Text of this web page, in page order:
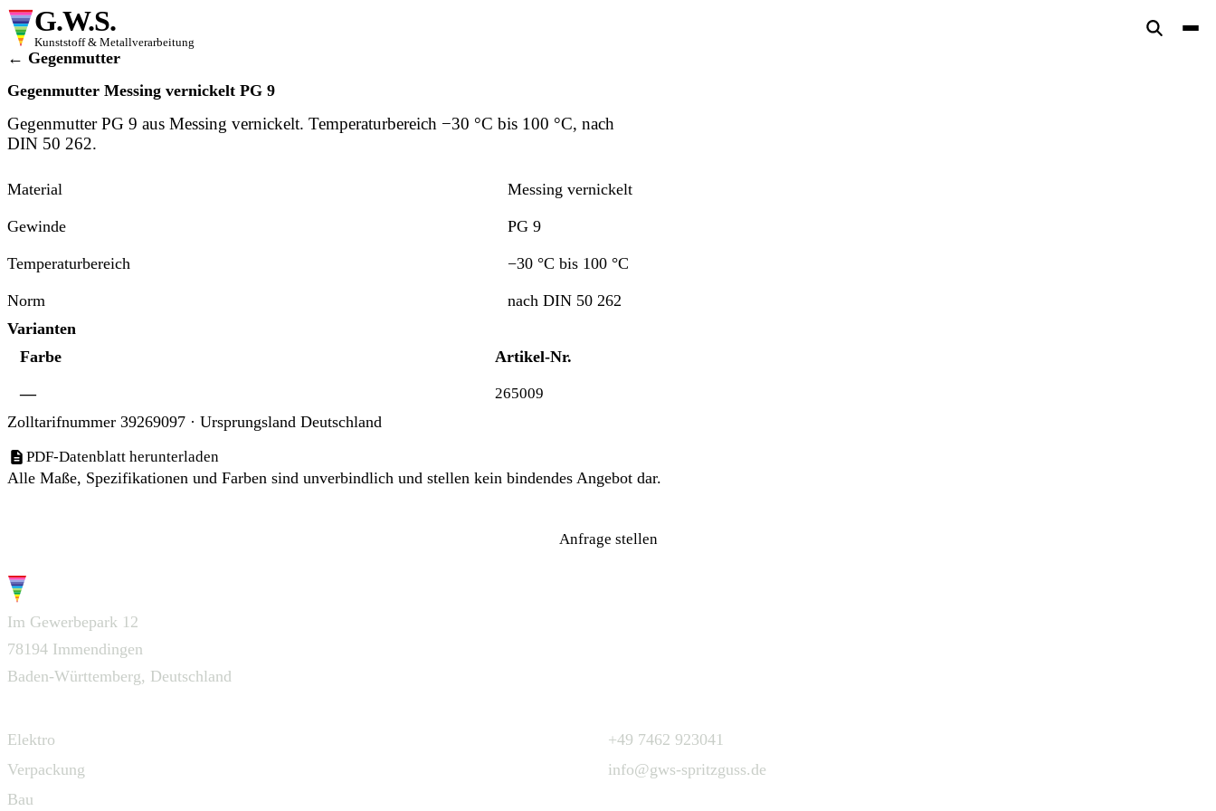
G.W.S.
Kunststoff & Metallverarbeitung
← Gegenmutter
Gegenmutter Messing vernickelt PG 9
Gegenmutter PG 9 aus Messing vernickelt. Temperaturbereich −30 °C bis 100 °C, nach
DIN 50 262.
Material Messing vernickelt
Gewinde PG 9
Temperaturbereich −30 °C bis 100 °C
Norm
nach DIN 50 262
Varianten
Farbe
Artikel-Nr.
— 265009
Zolltarifnummer 39269097 · Ursprungsland Deutschland
PDF-Datenblatt herunterladen
Alle Maße, Spezifikationen und Farben sind unverbindlich und stellen kein bindendes Angebot dar.
Anfrage stellen
Im Gewerbepark 12
78194 Immendingen
Baden-Württemberg, Deutschland
Elektro
Verpackung
Bau
+49 7462 923041
info@gws-spritzguss.de